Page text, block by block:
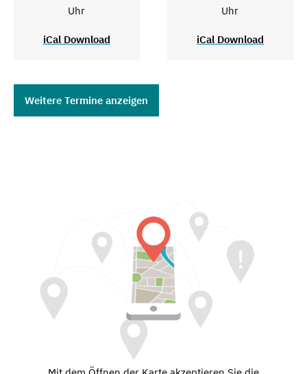
Uhr
iCal Download
Uhr
iCal Download
Weitere Termine anzeigen